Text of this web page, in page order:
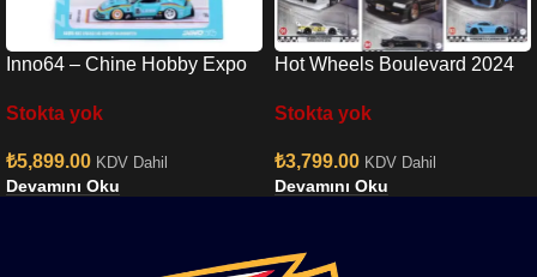
Inno64 – Chine Hobby Expo
Stokta yok
₺5,899.00 KDV Dahil
Devamını Oku
Hot Wheels Boulevard 2024
Stokta yok
₺3,799.00 KDV Dahil
Devamını Oku